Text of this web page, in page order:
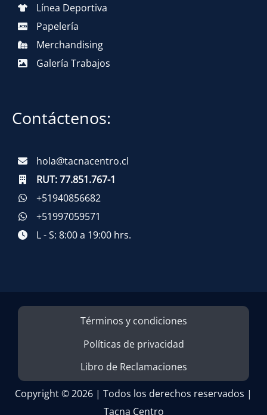
Línea Deportiva
Papelería
Merchandising
Galería Trabajos
Contáctenos:
hola@tacnacentro.cl
RUT:77.851.767-1
+51940856682
+51997059571
L - S: 8:00 a 19:00 hrs.
Términos y condiciones
Políticas de privacidad
Libro de Reclamaciones
Copyright © 2026 | Todos los derechos reservados |
Tacna Centro